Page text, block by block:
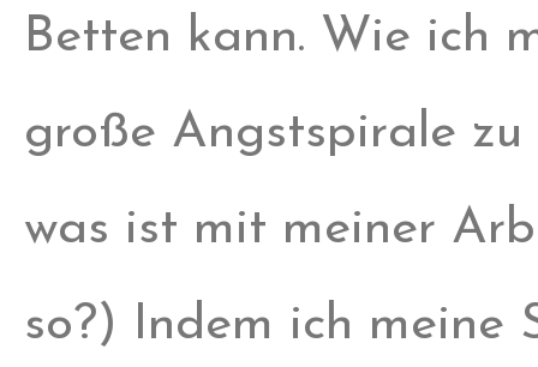
Betten kann. Wie ich
große Angstspirale
was ist mit meiner
so?) Indem ich meine